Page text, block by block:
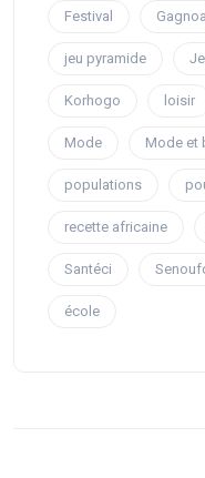
Festival Gagnoa
jeu pyramide
Korhogo loisir
Mode Mode et
populations
recette africaine
Santéci
école